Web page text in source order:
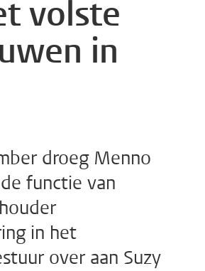
volste
in
droeg Menno
functie van
in het
over aan Suzy